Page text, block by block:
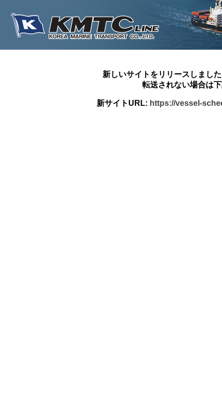
新しいサイトをリリースしまし
転送されない場合は
新サイトURL: https://vessel-